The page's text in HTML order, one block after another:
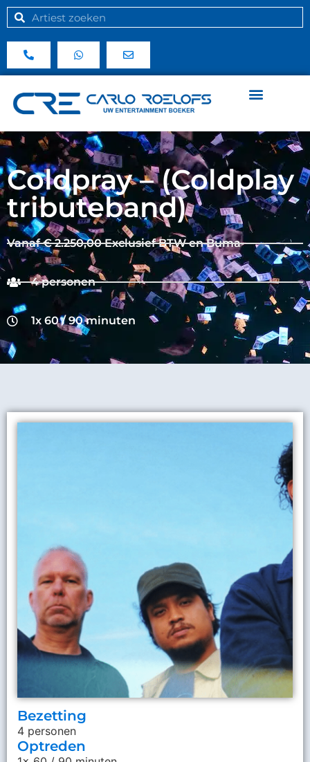
Coldpray – (Coldplay
tributeband)
Vanaf € 2.250,00 Exclusief BTW en Buma
4 personen
1x 60 / 90 minuten
Bezetting
4 personen
Optreden